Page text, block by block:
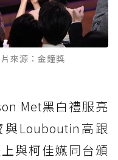
來源：金鐘獎
Met黑白禮服亮
Louboutin高跟
與柯佳嬿同台頒